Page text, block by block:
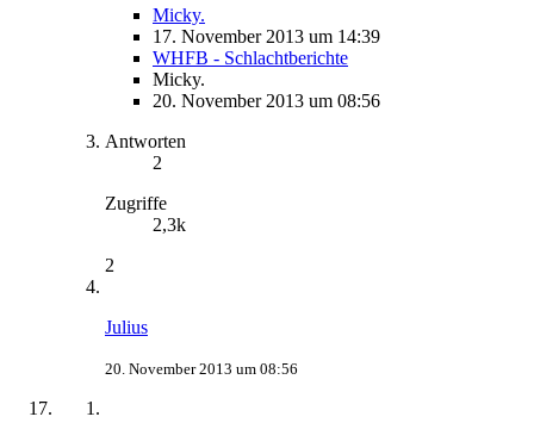
Micky.
17. November 2013 um 14:39
WHFB - Schlachtberichte
Micky.
20. November 2013 um 08:56
Antworten
2
Zugriffe
2,3k
2
Julius
20. November 2013 um 08:56